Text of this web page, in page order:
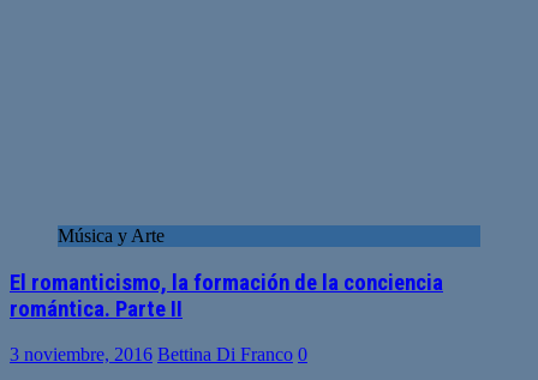
Música y Arte
El romanticismo, la formación de la conciencia
romántica. Parte II
3 noviembre, 2016 Bettina Di Franco 0